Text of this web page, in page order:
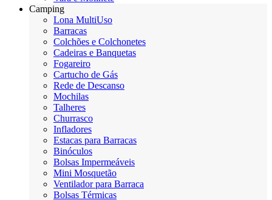
Camping
Lona MultiUso
Barracas
Colchões e Colchonetes
Cadeiras e Banquetas
Fogareiro
Cartucho de Gás
Rede de Descanso
Mochilas
Talheres
Churrasco
Infladores
Estacas para Barracas
Binóculos
Bolsas Impermeáveis
Mini Mosquetão
Ventilador para Barraca
Bolsas Térmicas